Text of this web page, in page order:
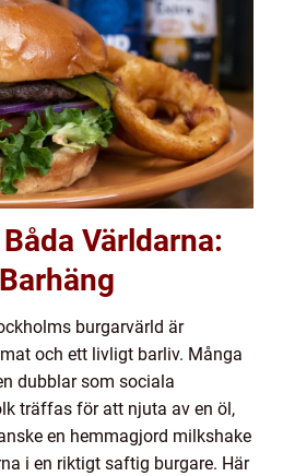
Världarna:
burgarvärld är
och ett livligt barliv. Många
dubblar som sociala
träffas för att njuta av en öl,
en hemmagjord milkshake
i en riktigt saftig burgare. Här